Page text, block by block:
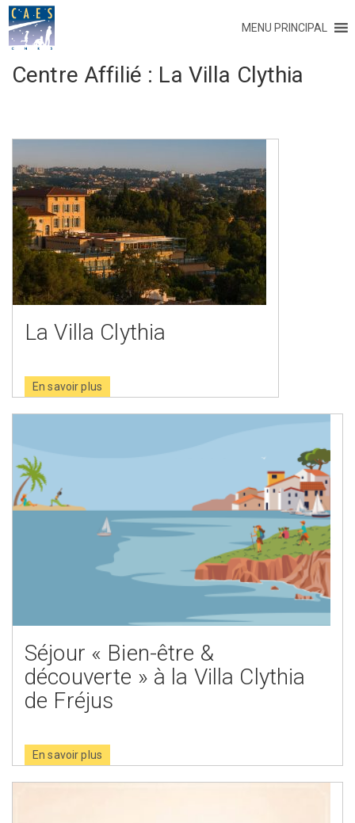
MENU PRINCIPAL
Centre Affilié : La Villa Clythia
La Villa Clythia
En savoir plus
Séjour « Bien-être &
découverte » à la Villa Clythia
de Fréjus
En savoir plus